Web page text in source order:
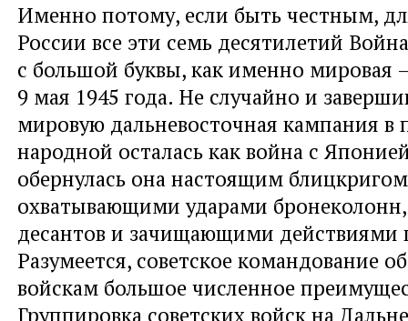
Именно потому, если быть честным,
России все эти семь десятилетий
с большой буквы, как именно мировая
9 мая 1945 года. Не случайно и
мировую дальневосточная кампания в
народной осталась как война с
обернулась она настоящим
охватывающими ударами
десантов и зачищающими действиями
Разумеется, советское командование
войскам большое численное
Группировка советских войск на